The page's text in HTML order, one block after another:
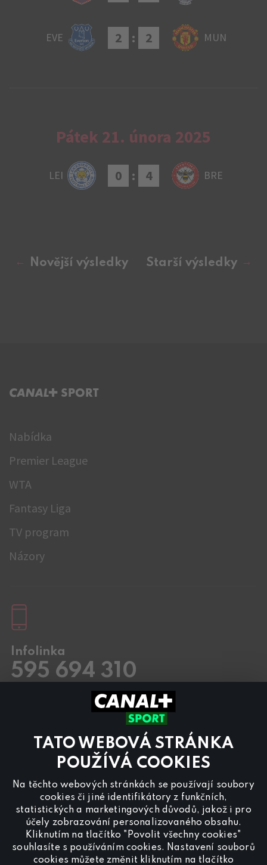
TATO WEBOVÁ STRÁNKA
POUŽÍVÁ COOKIES
Na těchto webových stránkách se používají soubory
cookies či jiné identifikátory z funkčních,
statistických a marketingových důvodů, jakož i pro
účely zobrazování personalizovaného obsahu.
Kliknutím na tlačítko "Povolit všechny cookies"
souhlasíte s používáním cookies. Nastavení souborů
cookies můžete změnit kliknutím na tlačítko
EVE 2 : 2 MUN
Pátek 21. února 2025
LEI 0 : 4 BRE
Novější výsledky Starší výsledky
C+ SPORT
Nabídka
Premier League
WTA
Fantasy Liga
TV program
Názory
Infolinka
595 694 310
8.00 – 20:00
8.00 – 18:00
inzerci na programu CANAL+ Sport
nás
kontaktujte na reklama@canalplus.cz
Naši redakci kontaktujete na
redakce@canalplus.cz